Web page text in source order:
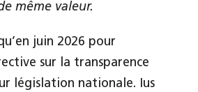
même valeur.
juin 2026 pour
sur la transparence
législation nationale. Ius